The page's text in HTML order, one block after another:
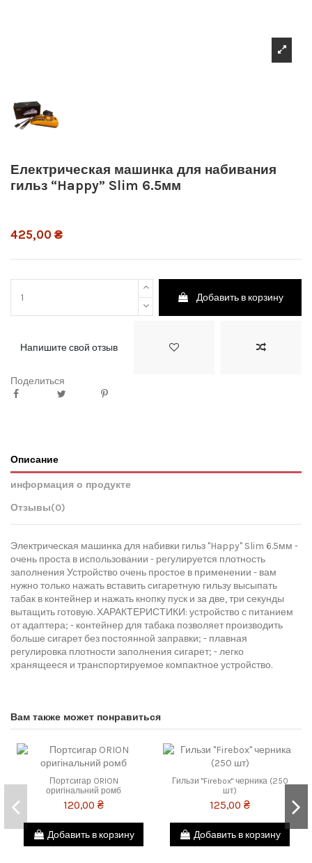
Електрическая машинка для набивания
гильз “Happy” Slim 6.5мм
425,00 ₴
Добавить в корзину
Напишите свой отзыв
Поделиться
Описание
информация о продукте
Отзывы(0)
Электрическая машинка для набивки гильз "Happy" Slim 6.5мм -
очень проста в использовании - регулируется плотность
заполнения Устройство очень простое в применении - вам
нужно только нажать вставить сигаретную гильзу высыпать
табак в контейнер и нажать кнопку пуск и за две, три секунды
вытащить готовую. ХАРАКТЕРИСТИКИ: устройство с питанием
от адаптера; - контейнер для табака позволяет производить
больше сигарет без постоянной заправки; - плавная
регулировка плотности заполнения сигарет; - легко
хранящееся и транспортируемое компактное устройство.
Вам также может понравиться
Портсигар ORION
оригінальний ромб
120,00 ₴
Добавить в корзину
Гильзи "Firebox" черника (250
шт)
125,00 ₴
Добавить в корзину